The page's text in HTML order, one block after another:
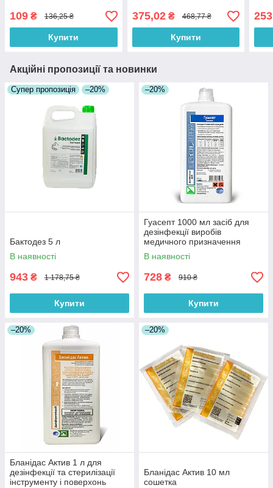
109 ₴ 136,25 ₴
Купити
375,02₴ 468,77 ₴
Купити
253
Акційні пропозиції та новинки
Супер пропозиція –20%
Бактодез 5 л
В наявності
943 ₴ 1 178,75 ₴
Купити
–20%
Гуасепт 1000 мл засіб для
дезінфекції виробів
медичного призначення
В наявності
728 ₴ 910 ₴
Купити
–20%
Бланідас Актив 1 л для
дезінфекції та стерилізації
інструменту і поверхонь
–20%
Бланідас Актив 10 мл
сошетка